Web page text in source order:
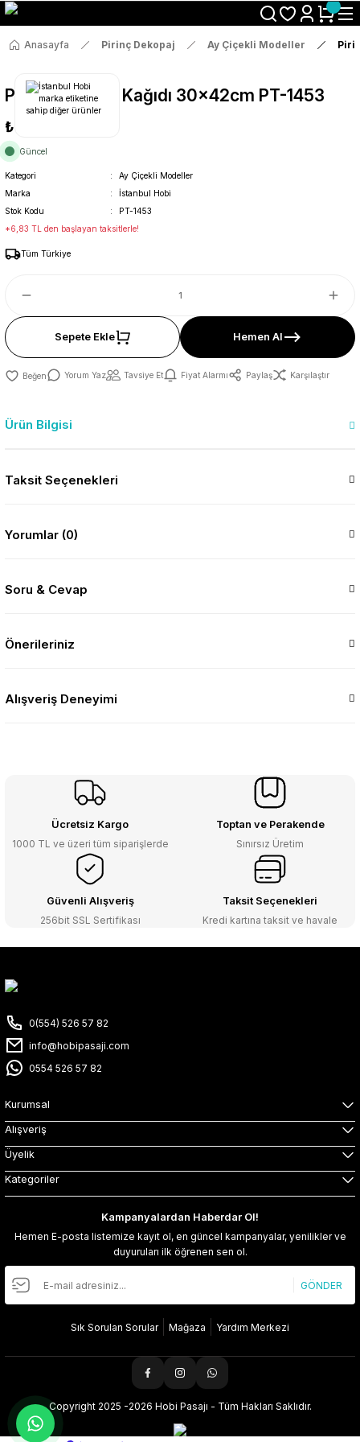
Size Özel "HG10" Koduyla Sepette Hemen %10 İndirimi Kaçırma
Anasayfa Pirinç Dekopaj Ay Çiçekli Modeller
Pirinç Dekopaj Kağıdı 30x42cm PT-1453
₺36
Güncel
Kategori
Ay Çiçekli Modeller
Marka
İstanbul Hobi
Stok Kodu
PT-1453
*6,83 TL den başlayan taksitlerle!
Tüm Türkiye
Sepete Ekle Hemen Al
Yorum Yaz Tavsiye Et Fiyat Alarmı Paylaş Karşılaştır
Ürün Bilgisi
Taksit Seçenekleri
Yorumlar (0)
Soru & Cevap
Önerileriniz
Alışveriş Deneyimi
Ücretsiz Kargo
1000 TL ve üzeri tüm siparişlerde
Toptan ve Perakende
Sınırsız Üretim
Güvenli Alışveriş
256bit SSL Sertifikası
Taksit Seçenekleri
Kredi kartına taksit ve havale
0(554) 526 57 82
info@hobipasaji.com
0554 526 57 82
Kurumsal
Alışveriş
Üyelik
Kategoriler
Kampanyalardan Haberdar Ol!
Hemen E-posta listemize kayıt ol, en güncel kampanyalar, yenilikler ve
duyuruları ilk öğrenen sen ol.
GÖNDER
Sık Sorulan Sorular Mağaza Yardım Merkezi
Copyright 2025 -2026 Hobi Pasajı - Tüm Hakları Saklıdır.